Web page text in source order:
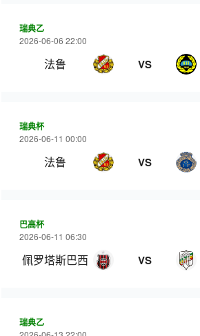
瑞典乙
2026-06-06 22:00
法鲁 VS
瑞典杯
2026-06-11 00:00
法鲁 VS
巴高杯
2026-06-11 06:30
佩罗塔斯巴西 VS
瑞典乙